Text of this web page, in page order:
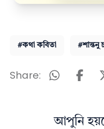
#কথা কবিতা #শান্তনু
Share:
আপুনি